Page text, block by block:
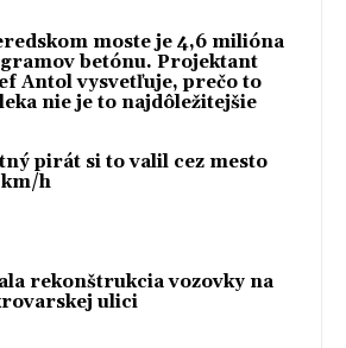
moste je 4,6 milióna
betónu. Projektant
Antol vysvetľuje, prečo to
nie je to najdôležitejšie
pirát si to valil cez mesto
km/h
rekonštrukcia vozovky na
ulici